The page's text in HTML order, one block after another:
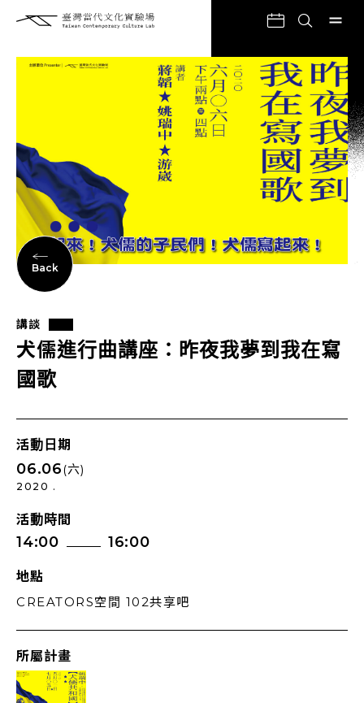
Back
講談
犬儒進行曲講座：昨夜我夢到我在寫
國歌
活動日期
06.06(六)
2020 .
活動時間
14:00 16:00
地點
CREATORS空間 102共享吧
所屬計畫